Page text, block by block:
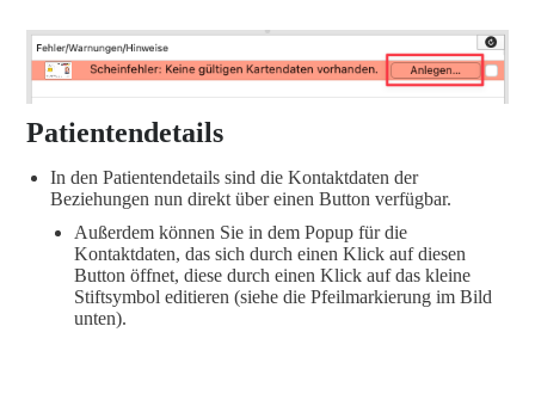
Patientendetails
In den Patientendetails sind die Kontaktdaten der
Beziehungen nun direkt über einen Button verfügbar.
Außerdem können Sie in dem Popup für die
Kontaktdaten, das sich durch einen Klick auf diesen
Button öffnet, diese durch einen Klick auf das kleine
Stiftsymbol editieren (siehe die Pfeilmarkierung im Bild
unten).